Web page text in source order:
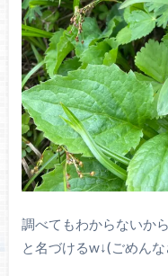
調べてもわからないから
と名づけるw↓(ごめんな